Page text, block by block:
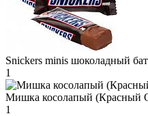
Snickers minis шоколадный
1
Мишка косолапый (Красный
1